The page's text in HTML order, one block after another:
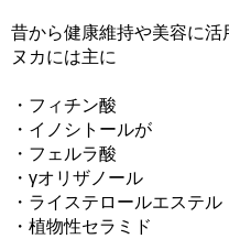
昔から健康維持や美容に
ヌカには主に
・フィチン酸
・イノシトールが
・フェルラ酸
・γオリザノール
・ライステロールエステル
・植物性セラミド